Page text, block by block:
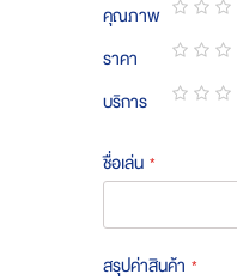
คุณภาพ
1
star
2
stars
3
stars
4
stars
5
stars
ราคา
1
star
2
stars
3
stars
4
stars
5
stars
บริการ
ชื่อเล่น
สรุปค่าสินค้า